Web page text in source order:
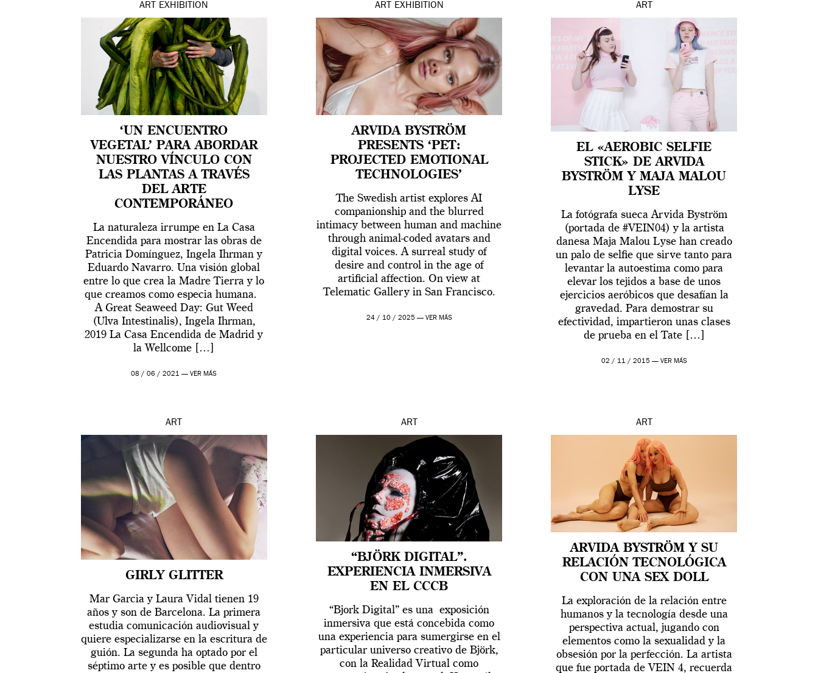
ART EXHIBITION
‘UN ENCUENTRO
VEGETAL’ PARA ABORDAR
NUESTRO VÍNCULO CON
LAS PLANTAS A TRAVÉS
DEL ARTE
CONTEMPORÁNEO
La naturaleza irrumpe en La Casa
Encendida para mostrar las obras de
Patricia Domínguez, Ingela Ihrman y
Eduardo Navarro. Una visión global
entre lo que crea la Madre Tierra y lo
que creamos como especia humana.
A Great Seaweed Day: Gut Weed
(Ulva Intestinalis), Ingela Ihrman,
2019 La Casa Encendida de Madrid y
la Wellcome […]
08 / 06 / 2021 —VER MÁS
ART EXHIBITION
ARVIDA BYSTRÖM
PRESENTS ‘PET:
PROJECTED EMOTIONAL
TECHNOLOGIES’
The Swedish artist explores AI
companionship and the blurred
intimacy between human and machine
through animal-coded avatars and
digital voices. A surreal study of
desire and control in the age of
artificial affection. On view at
Telematic Gallery in San Francisco.
24 / 10 / 2025 — VER MÁS
ART
EL «AEROBIC SELFIE
STICK» DE ARVIDA
BYSTRÖM Y MAJA MALOU
LYSE
La fotógrafa sueca Arvida Byström
(portada de #VEIN04) y la artista
danesa Maja Malou Lyse han creado
un palo de selfie que sirve tanto para
levantar la autoestima como para
elevar los tejidos a base de unos
ejercicios aeróbicos que desafían la
gravedad. Para demostrar su
efectividad, impartieron unas clases
de prueba en el Tate […]
02 / 11 / 2015 — VER MÁS
ART
GIRLY GLITTER
Mar Garcia y Laura Vidal tienen 19
años y son de Barcelona. La primera
estudia comunicación audiovisual y
quiere especializarse en la escritura de
guión. La segunda ha optado por el
séptimo arte y es posible que dentro
ART
“BJÖRK DIGITAL”.
EXPERIENCIA INMERSIVA
EN EL CCCB
“Bjork Digital” es una exposición
inmersiva que está concebida como
una experiencia para sumergirse en el
particular universo creativo de Björk,
con la Realidad Virtual como
ART
ARVIDA BYSTRÖM Y SU
RELACIÓN TECNOLÓGICA
CON UNA SEX DOLL
La exploración de la relación entre
humanos y la tecnología desde una
perspectiva actual, jugando con
elementos como la sexualidad y la
obsesión por la perfección. La artista
que fue portada de VEIN 4, recuerda